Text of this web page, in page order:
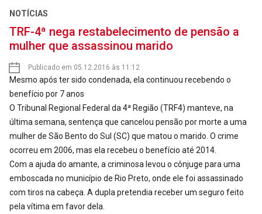
NOTÍCIAS
TRF-4ª nega restabelecimento de pensão a
mulher que assassinou marido
Publicado em 05.12.2016 às 11:12
Mesmo após ter sido condenada, ela continuou recebendo o
benefício por 7 anos
O Tribunal Regional Federal da 4ª Região (TRF4) manteve, na
última semana, sentença que cancelou pensão por morte a uma
mulher de São Bento do Sul (SC) que matou o marido. O crime
ocorreu em 2006, mas ela recebeu o benefício até 2014.
Com a ajuda do amante, a criminosa levou o cônjuge para uma
emboscada no município de Rio Preto, onde ele foi assassinado
com tiros na cabeça. A dupla pretendia receber um seguro feito
pela vítima em favor dela.